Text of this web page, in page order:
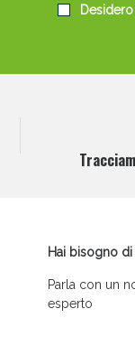
Hai bisogno di
Parla con un
esperto